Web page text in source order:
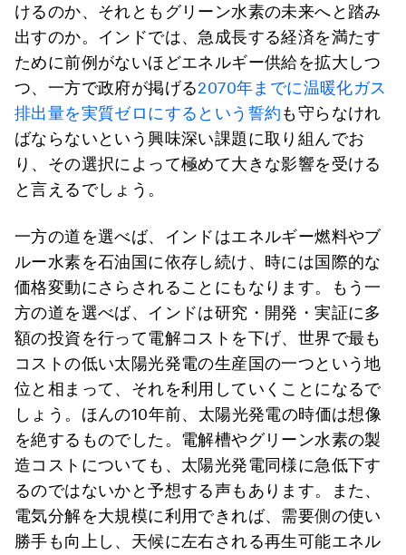
けるのか、それともグリーン水素の未来へと踏み
出すのか。インドでは、急成長する経済を満たす
ために前例がないほどエネルギー供給を拡大しつ
つ、一方で政府が掲げる2070年までに温暖化ガス
排出量を実質ゼロにするという誓約も守らなけれ
ばならないという興味深い課題に取り組んでお
り、その選択によって極めて大きな影響を受ける
と言えるでしょう。
一方の道を選べば、インドはエネルギー燃料やブ
ルー水素を石油国に依存し続け、時には国際的な
価格変動にさらされることにもなります。もう一
方の道を選べば、インドは研究・開発・実証に多
額の投資を行って電解コストを下げ、世界で最も
コストの低い太陽光発電の生産国の一つという地
位と相まって、それを利用していくことになるで
しょう。ほんの10年前、太陽光発電の時価は想像
を絶するものでした。電解槽やグリーン水素の製
造コストについても、太陽光発電同様に急低下す
るのではないかと予想する声もあります。また、
電気分解を大規模に利用できれば、需要側の使い
勝手も向上し、天候に左右される再生可能エネル